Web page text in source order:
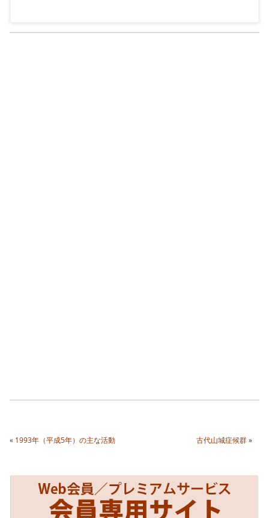
« 1993年（平成5年）の主な活動 古代山城症候群»